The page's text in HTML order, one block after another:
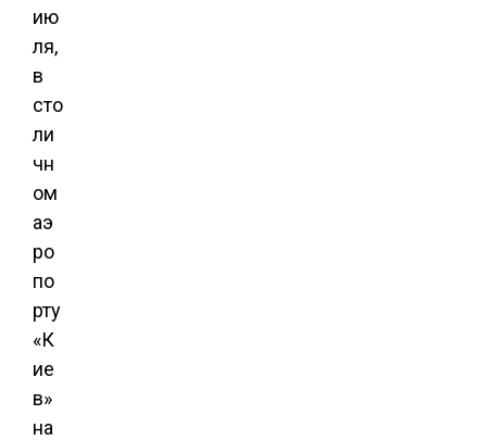
ию
ля,
в
сто
ли
чн
ом
аэ
ро
по
рту
«К
ие
в»
на